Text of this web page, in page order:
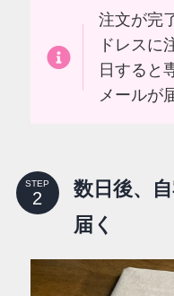
注文が完
ドレスに
日すると
メールが
STEP
数日後、
届く